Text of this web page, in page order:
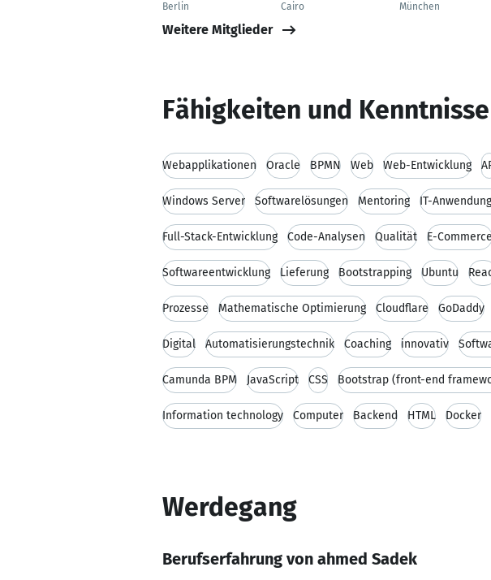
Berlin
Cairo
München
Weitere Mitglieder
Fähigkeiten und Kenntnisse
Webapplikationen Oracle BPMN Web Web-Entwicklung
Windows Server Softwarelösungen Mentoring IT-
Full-Stack-Entwicklung Code-Analysen Qualität E-
Softwareentwicklung Lieferung Bootstrapping Ubuntu
Prozesse Mathematische Optimierung Cloudflare GoDaddy
Digital Automatisierungstechnik Coaching innovativ
Camunda BPM JavaScript CSS Bootstrap (front-end
Information technology Computer Backend HTML Docker
Werdegang
Berufserfahrung von ahmed Sadek